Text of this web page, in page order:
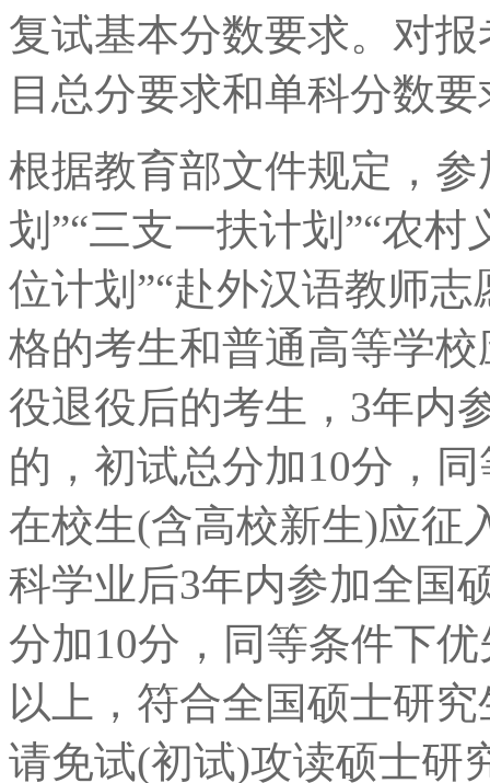
复试基本分数要求。对
目总分要求和单科分数要
根据教育部文件规定，
划”“三支一扶计划”“农
位计划”“赴外汉语教师
格的考生和普通高等学
役退役后的考生，3年内
的，初试总分加10分，
在校生(含高校新生)应征
科学业后3年内参加全国
分加10分，同等条件下
以上，符合全国硕士研
请免试(初试)攻读硕士研